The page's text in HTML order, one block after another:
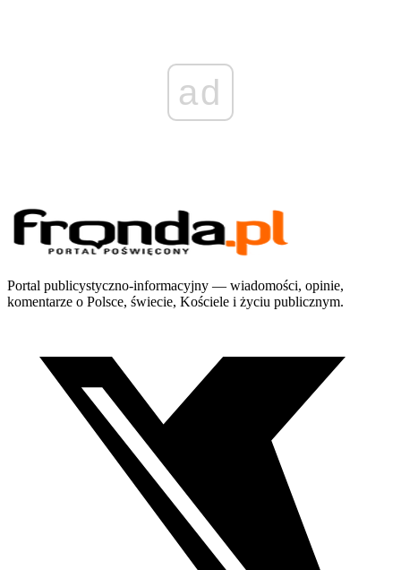
ad
Portal publicystyczno-informacyjny — wiadomości, opinie,
komentarze o Polsce, świecie, Kościele i życiu publicznym.